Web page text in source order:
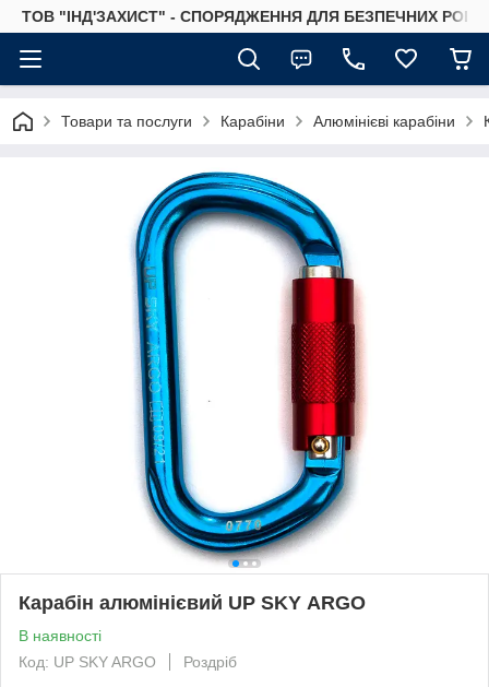
ТОВ "ІНД'ЗАХИСТ" - СПОРЯДЖЕННЯ ДЛЯ БЕЗПЕЧНИХ
Товари та послуги Карабіни Алюмінієві карабіни
Карабін алюмінієвий UP SKY ARGO
В наявності
Код: UP SKY ARGO
Роздріб